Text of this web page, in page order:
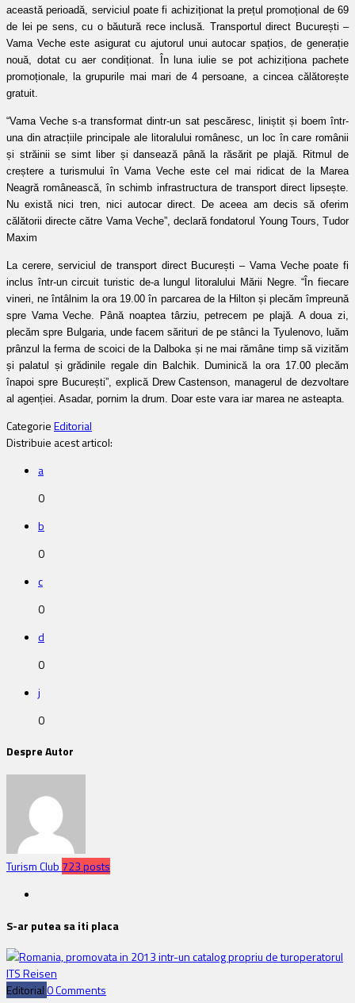
această perioadă, serviciul poate fi achiziționat la prețul promoțional de 69
de lei pe sens, cu o băutură rece inclusă. Transportul direct București –
Vama Veche este asigurat cu ajutorul unui autocar spațios, de generație
nouă, dotat cu aer condiționat. În luna iulie se pot achiziționa pachete
promoționale, la grupurile mai mari de 4 persoane, a cincea călătorește
gratuit.
“Vama Veche s-a transformat dintr-un sat pescăresc, liniștit și boem într-
una din atracțiile principale ale litoralului românesc, un loc în care românii
și străinii se simt liber și dansează până la răsărit pe plajă. Ritmul de
creștere a turismului în Vama Veche este cel mai ridicat de la Marea
Neagră românească, în schimb infrastructura de transport direct lipsește.
Nu există nici tren, nici autocar direct. De aceea am decis să oferim
călătorii directe către Vama Veche”, declară fondatorul Young Tours, Tudor
Maxim
La cerere, serviciul de transport direct București – Vama Veche poate fi
inclus într-un circuit turistic de-a lungul litoralului Mării Negre. “În fiecare
vineri, ne întâlnim la ora 19.00 în parcarea de la Hilton și plecăm împreună
spre Vama Veche. Până noaptea târziu, petrecem pe plajă. A doua zi,
plecăm spre Bulgaria, unde facem sărituri de pe stânci la Tyulenovo, luăm
prânzul la ferma de scoici de la Dalboka și ne mai rămâne timp să vizităm
și palatul și grădinile regale din Balchik. Duminică la ora 17.00 plecăm
înapoi spre București”, explică Drew Castenson, managerul de dezvoltare
al agenției. Asadar, pornim la drum. Doar este vara iar marea ne asteapta.
CategorieEditorial
Distribuie acest articol:
a
0
b
0
c
0
d
0
j
0
Despre Autor
Turism Club 723 posts
S-ar putea sa iti placa
Editorial0 Comments